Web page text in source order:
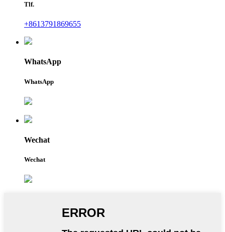
Tlf.
+8613791869655
WhatsApp
WhatsApp
Wechat
Wechat